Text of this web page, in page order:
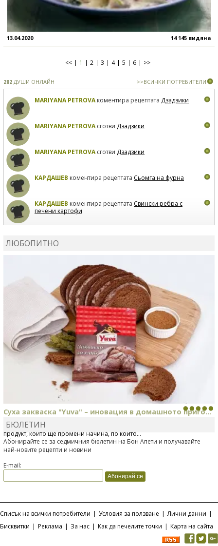
13.04.2020 14 145 видяна
<< 1 2 3 4 5 6 >>
282 ДУШИ ОНЛАЙН >>ВСИЧКИ ПОТРЕБИТЕЛИ
MARIYANA PETROVAкоментира рецептата Дзадзики
MARIYANA PETROVAсготви Дзадзики
MARIYANA PETROVAсготви Дзадзики
КАРДАШЕВ коментира рецептата Сьомга на фурна
КАРДАШЕВ коментира рецептата Свински ребра с
печени картофи
ЛЮБОПИТНО
Суха закваска "Yuva" – иновация в домашното приго...
Отскоро Лесафр България стартира предлагането на изцяло нов
продукт, който ще промени начина, по който...
БЮЛЕТИН
Абонирайте се за седмичния бюлетин на Бон Апети и получавайте
най-новите рецепти и новини
E-mail:
Списък на всички потребители | Условия за ползване | Лични данни |
Бисквитки | Реклама | За нас | Как да печелите точки | Карта на сайта